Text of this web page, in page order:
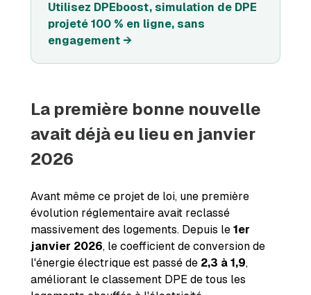
Utilisez DPEboost, simulation de DPE
projeté 100 % en ligne, sans
engagement →
La première bonne nouvelle
avait déjà eu lieu en janvier
2026
Avant même ce projet de loi, une première
évolution réglementaire avait reclassé
massivement des logements. Depuis le 1er
janvier 2026, le coefficient de conversion de
l'énergie électrique est passé de 2,3 à 1,9,
améliorant le classement DPE de tous les